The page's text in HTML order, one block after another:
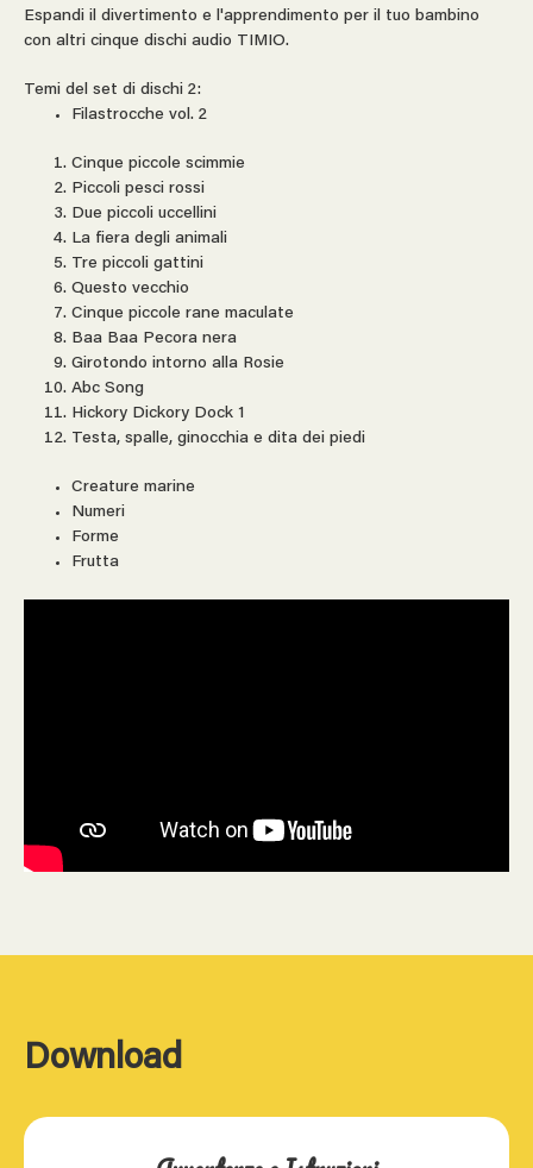
Espandi il divertimento e l'apprendimento per il tuo bambino
con altri cinque dischi audio TIMIO.
Temi del set di dischi 2:
Filastrocche vol. 2
Cinque piccole scimmie
Piccoli pesci rossi
Due piccoli uccellini
La fiera degli animali
Tre piccoli gattini
Questo vecchio
Cinque piccole rane maculate
Baa Baa Pecora nera
Girotondo intorno alla Rosie
Abc Song
Hickory Dickory Dock 1
Testa, spalle, ginocchia e dita dei piedi
Creature marine
Numeri
Forme
Frutta
Download